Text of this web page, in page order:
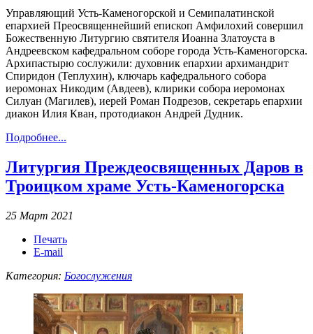
Управляющий Усть-Каменогорской и Семипалатинской
епархией Преосвященнейший епископ Амфилохий совершил
Божественную Литургию святителя Иоанна Златоуста в
Андреевском кафедральном соборе города Усть-Каменогорска.
Архипастырю сослужили: духовник епархии архимандрит
Спиридон (Теплухин), ключарь кафедрального собора
иеромонах Никодим (Авдеев), клирики собора иеромонах
Силуан (Магилев), иерей Роман Подрезов, секретарь епархии
диакон Илия Кван, протодиакон Андрей Дудник.
Подробнее...
Литургия Преждеосвященных Даров в
Троицком храме Усть-Каменогорска
25 Март 2021
Печать
E-mail
Категория: Богослужения